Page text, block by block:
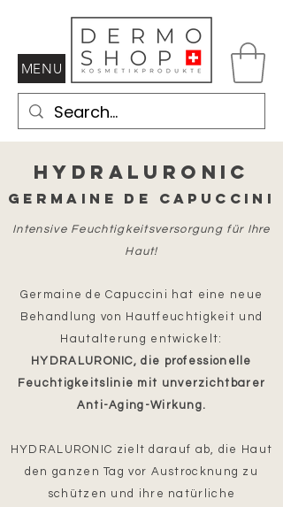
MENU
HydraLURONIC
Germaine de Capuccini
Intensive Feuchtigkeitsversorgung für Ihre
Haut!
Germaine de Capuccini hat eine neue
Behandlung von Hautfeuchtigkeit und
Hautalterung entwickelt:
HYDRALURONIC, die professionelle
Feuchtigkeitslinie mit unverzichtbarer
Anti-Aging-Wirkung.
HYDRALURONIC zielt darauf ab, die Haut
den ganzen Tag vor Austrocknung zu
schützen und ihre natürliche